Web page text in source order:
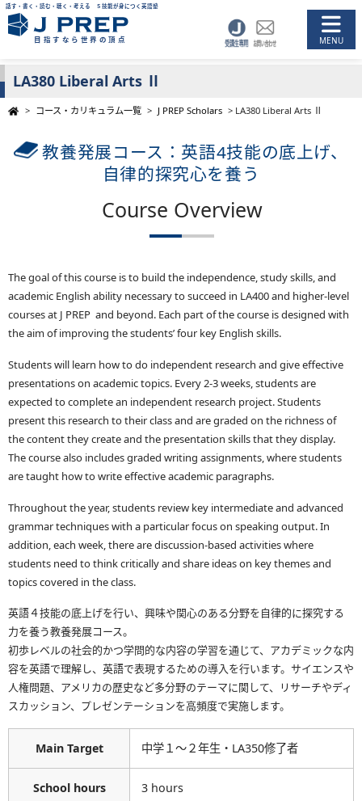
話す・書く・読む・聴く・考える ５技能が身につく英語塾
目指すなら世界の頂点
LA380 Liberal Arts Ⅱ
> コース・カリキュラム一覧 > J PREP Scholars > LA380 Liberal Arts Ⅱ
教養発展コース：英語4技能の底上げ、
自律的探究心を養う
Course Overview
The goal of this course is to build the independence, study skills, and
academic English ability necessary to succeed in LA400 and higher-level
courses at J PREP and beyond. Each part of the course is designed with
the aim of improving the students’ four key English skills.
Students will learn how to do independent research and give effective
presentations on academic topics. Every 2-3 weeks, students are
expected to complete an independent research project. Students
present this research to their class and are graded on the richness of
the content they create and the presentation skills that they display.
The course also includes graded writing assignments, where students
are taught how to write effective academic paragraphs.
Throughout the year, students review key intermediate and advanced
grammar techniques with a particular focus on speaking output. In
addition, each week, there are discussion-based activities where
students need to think critically and share ideas on key themes and
topics covered in the class.
英語４技能の底上げを行い、興味や関心のある分野を自律的に探究する
力を養う教養発展コース。
初歩レベルの社会的かつ学問的な内容の学習を通じて、アカデミックな内
容を英語で理解し、英語で表現するための導入を行います。サイエンスや
人権問題、アメリカの歴史など多分野のテーマに関して、リサーチやディ
スカッション、プレゼンテーションを高頻度で実施します。
Main Target 中学１～２年生・LA350修了者
School hours 3 hours